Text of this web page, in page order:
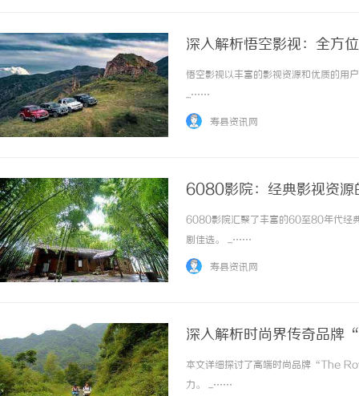
深入解析悟空影视：全方
悟空影视以丰富的影视资源和优质的用
...……
寿县资讯网
6080影院：经典影视资源
6080影院汇聚了丰富的60至80年代经
剧佳选。 ...……
寿县资讯网
深入解析时尚界传奇品
本文详细探讨了高端时尚品牌“The
力。 ...……